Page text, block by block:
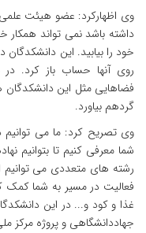
وی اظهارکرد: عضو هیئت علمی
داشته باشد نمی تواند همکار
خود را بیابید. این
روی آنها حساب باز کرد.
فضاهایی مثل این
گردهم بیاورد.
وی تصریح کرد: ما می
شما معرفی کنیم تا بتوانیم
رشته های متعددی می توانیم
فعالیت در مسیر به شما کمک
غذا و کود و... در این
جهاددانشگاهی و پروژه